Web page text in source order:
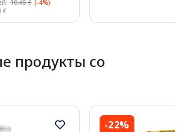
10.45 € (-4%)
€
продукты со
-22%